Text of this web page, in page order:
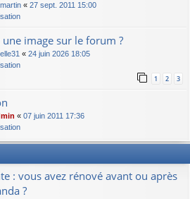
« 27 sept. 2011 15:00
image sur le forum ?
« 24 juin 2026 18:05
1 2 3
« 07 juin 2011 17:36
: vous avez rénové avant ou après
?